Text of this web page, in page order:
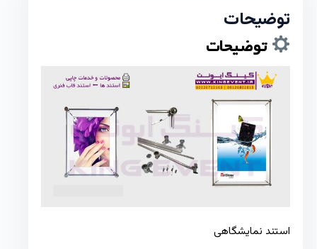
توضیحات
توضیحات
استند نمایشگاهی